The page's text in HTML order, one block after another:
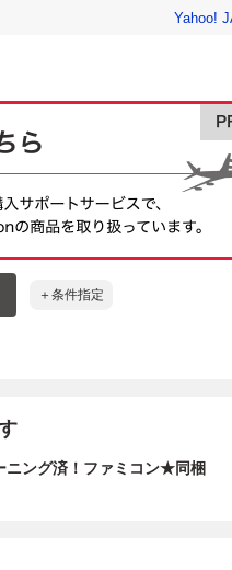
Yahoo!
＋条件指定
ング済！ファミコン★同梱